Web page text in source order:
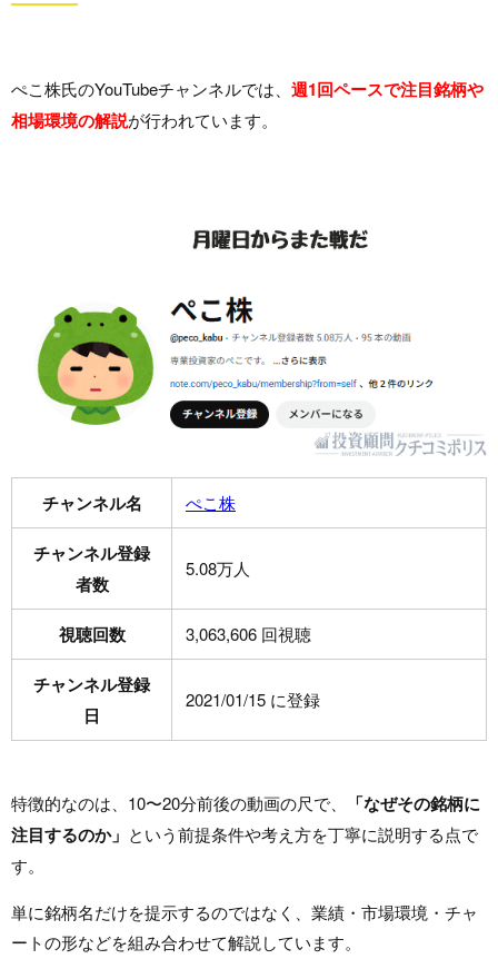
ぺこ株氏のYouTubeチャンネルでは、 週1回ペースで注目銘柄や
相場環境の解説が行われています。
チャンネル名 ぺこ株
チャンネル登録
者数
5.08万人
視聴回数 3,063,606 回視聴
チャンネル登録
日
2021/01/15 に登録
特徴的なのは、10〜20分前後の動画の尺で、
「なぜその銘柄に
注目するのか」 という前提条件や考え方を丁寧に説明する点で
す。
単に銘柄名だけを提示するのではなく、業績・市場環境・チャ
ートの形などを組み合わせて解説しています。